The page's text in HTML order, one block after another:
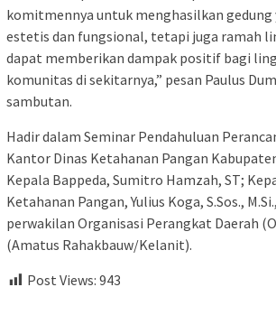
komitmennya untuk menghasilkan gedung
estetis dan fungsional, tetapi juga ramah
dapat memberikan dampak positif bagi
komunitas di sekitarnya,” pesan Paulus
sambutan.
Hadir dalam Seminar Pendahuluan
Kantor Dinas Ketahanan Pangan
Kepala Bappeda, Sumitro Hamzah, ST;
Ketahanan Pangan, Yulius Koga, S.Sos.,
perwakilan Organisasi Perangkat Daerah
(Amatus Rahakbauw/Kelanit).
Post Views: 943